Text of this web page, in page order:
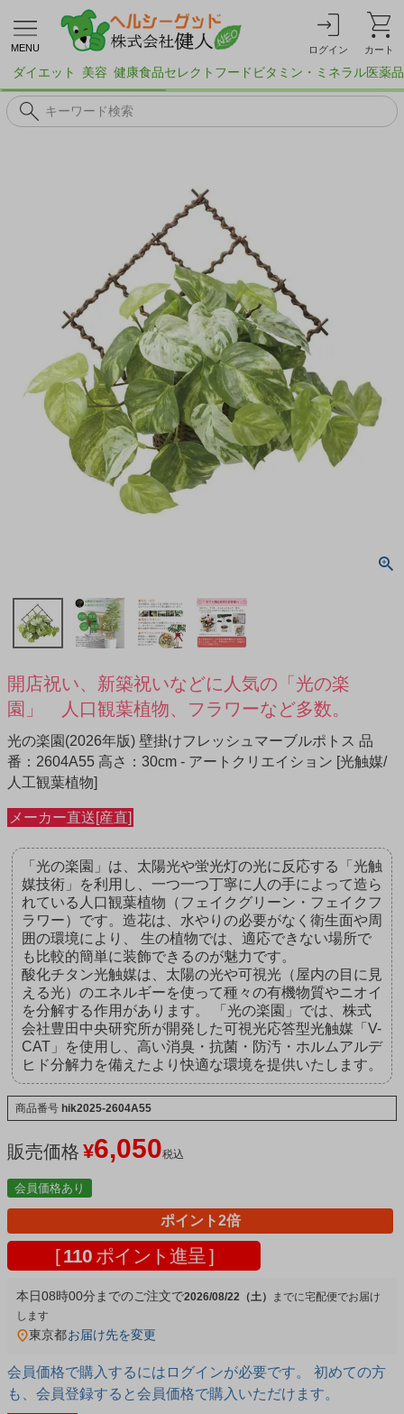
MENU ログイン カート
ダイエット 美容 健康食品セレクトフード ビタミン・ミネラル医薬品
開店祝い、新築祝いなどに人気の「光の楽
園」 人口観葉植物、フラワーなど多数。
光の楽園(2026年版) 壁掛けフレッシュマーブルポトス 品
番：2604A55 高さ：30cm - アートクリエイション [光触媒/
人工観葉植物]
メーカー直送[産直]
「光の楽園」は、太陽光や蛍光灯の光に反応する「光触
媒技術」を利用し、一つ一つ丁寧に人の手によって造ら
れている人口観葉植物（フェイクグリーン・フェイクフ
ラワー）です。造花は、水やりの必要がなく衛生面や周
囲の環境により、 生の植物では、適応できない場所で
も比較的簡単に装飾できるのが魅力です。
酸化チタン光触媒は、太陽の光や可視光（屋内の目に見
える光）のエネルギーを使って種々の有機物質やニオイ
を分解する作用があります。 「光の楽園」では、株式
会社豊田中央研究所が開発した可視光応答型光触媒「V-
CAT」を使用し、高い消臭・抗菌・防汚・ホルムアルデ
ヒド分解力を備えたより快適な環境を提供いたします。
商品番号 hik2025-2604A55
販売価格 ¥6,050税込
会員価格あり
ポイント2倍
[ 110 ポイント進呈 ]
本日08時00分 までのご注文で2026/08/22（土） 宅配便
東京都お届け先を変更
会員価格で購入するにはログインが必要です。 初めての方
も、会員登録すると会員価格で購入いただけます。